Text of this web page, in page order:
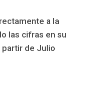
a la
las cifras en su
partir de Julio